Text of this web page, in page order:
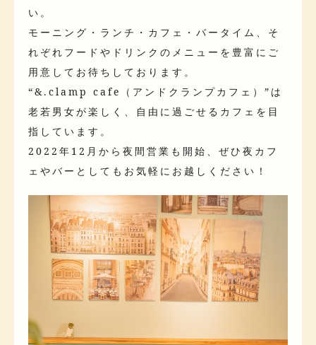
い。
モーニング・ランチ・カフェ・バータイム、そ
れぞれフードやドリンクのメニューを豊富にご
用意してお待ちしております。
“&.clamp cafe（アンドクランプカフェ）”は
老若男女が楽しく、自由に過ごせるカフェを目
指しています。
2022年12月から夜間営業も開始、ぜひ夜カフ
ェやバーとしてもお気軽にお越しください！